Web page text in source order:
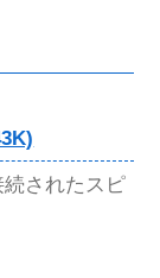
されたスピ